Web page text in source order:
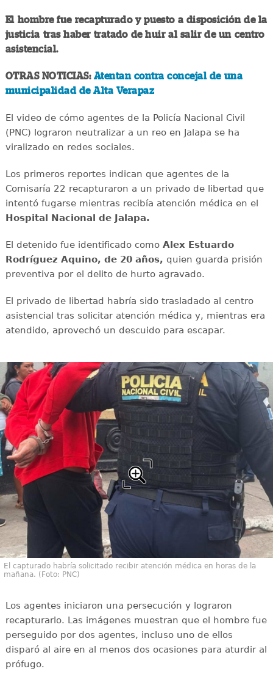
El hombre fue recapturado y puesto a disposición de la
justicia tras haber tratado de huir al salir de un centro
asistencial.
OTRAS NOTICIAS: Atentan contra concejal de una
municipalidad de Alta Verapaz
El video de cómo agentes de la Policía Nacional Civil
(PNC) lograron neutralizar a un reo en Jalapa se ha
viralizado en redes sociales.
Los primeros reportes indican que agentes de la
Comisaría 22 recapturaron a un privado de libertad que
intentó fugarse mientras recibía atención médica en el
Hospital Nacional de Jalapa.
El detenido fue identificado como Alex Estuardo
Rodríguez Aquino, de 20 años, quien guarda prisión
preventiva por el delito de hurto agravado.
El privado de libertad habría sido trasladado al centro
asistencial tras solicitar atención médica y, mientras era
atendido, aprovechó un descuido para escapar.
El capturado habría solicitado recibir atención médica en horas de la
mañana. (Foto: PNC)
Los agentes iniciaron una persecución y lograron
recapturarlo. Las imágenes muestran que el hombre fue
perseguido por dos agentes, incluso uno de ellos
disparó al aire en al menos dos ocasiones para aturdir al
prófugo.